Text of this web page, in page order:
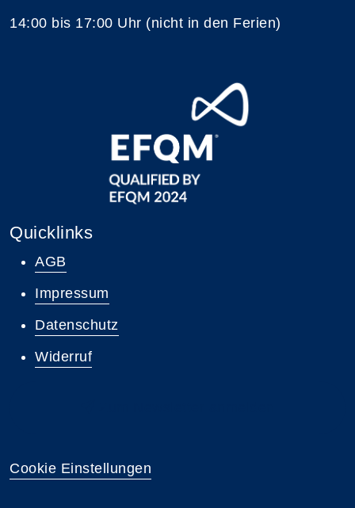
14:00 bis 17:00 Uhr (nicht in den Ferien)
Quicklinks
AGB
Impressum
Datenschutz
Widerruf
Cookie Einstellungen